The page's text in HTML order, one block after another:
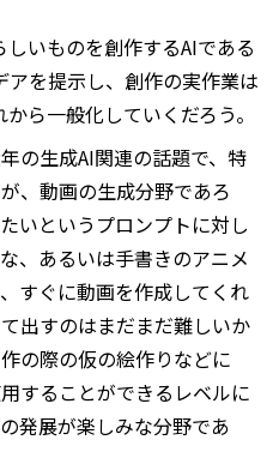
いものを創作するAIである
アを提示し、創作の実作業は
ら一般化していくだろう。
の生成AI関連の話題で、特
、動画の生成分野であろ
いというプロンプトに対し
、あるいは手書きのアニメ
すぐに動画を作成してくれ
出すのはまだまだ難しいか
の際の仮の絵作りなどに
することができるレベルに
発展が楽しみな分野であ